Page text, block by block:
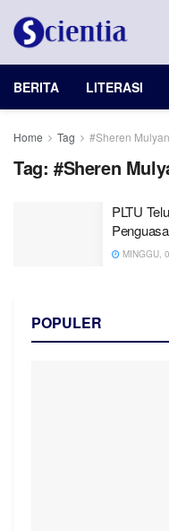
BERITA LITERASI
Home Tag #Sheren
Tag: #Sheren
PLTU
Penguasa
MINGGU,
POPULER